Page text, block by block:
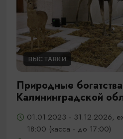
ВЫСТАВКИ
Природные богатства
Калининградской
01.01.2023 - 31.12.2026,
18:00 (касса - до 17:00)